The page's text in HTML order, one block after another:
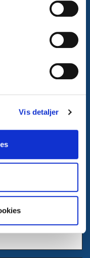
Vis detaljer
våbenhandlere og